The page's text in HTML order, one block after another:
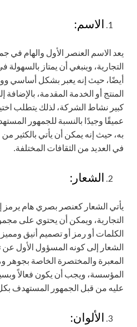
الاسم:
يعد الاسم العنصر الأول والهام في
التجارية، وينبغي أن يمتاز بالسهولة
أيضًا، حيث إنه يعبر بشكل أساسي
المنتج أو الخدمة المقدمة،
كبير نشاط الشركة، لذلك يتطلب
عميقًا وجيدًا بالنسبة للجمهور
به، حيث إنه يمكن أن يأتي بالكثير من
في العديد من الثقافات المختلفة.
الشعار:
يأتي الشعار كعنصر بصري هام يرمز
التجارية، ويمكن أن يحتوي على
الكلمات أو رمز أو تصميم أنيق
الشعار إلى كونه المسؤول الأول عن
المعبرة والمختصرة الخاصة
المؤسسة، ويجب أن يكون فعالاً
عليه من قبل الجمهور المستهدف
الألوان: